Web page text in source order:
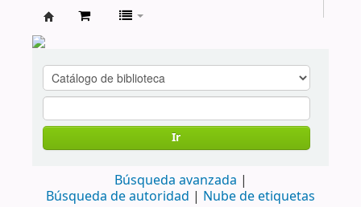
cendoc
Ir
Búsqueda avanzada
Búsqueda de autoridad
Nube de etiquetas